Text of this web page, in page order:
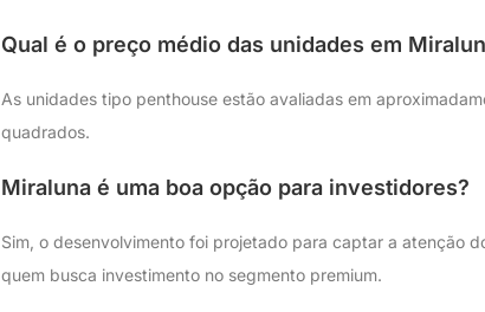
Qual é o preço médio das unidades em
As unidades tipo penthouse estão avaliadas em
quadrados.
Miraluna é uma boa opção para investidores?
Sim, o desenvolvimento foi projetado para captar a atenção
quem busca investimento no segmento premium.